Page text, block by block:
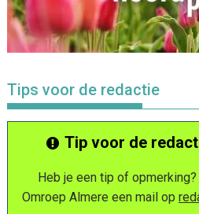
Tips voor de redactie
Tip voor de
Heb je een tip of
Omroep Almere een mail op